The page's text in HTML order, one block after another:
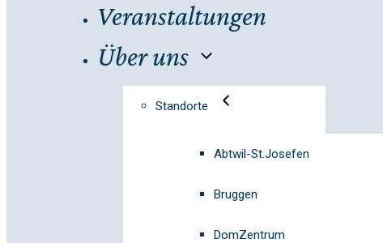
Veranstaltungen
Über uns
Standorte
Abtwil-St.Josefen
Bruggen
DomZentrum